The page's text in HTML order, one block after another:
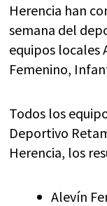
Herencia han
semana del
equipos locales
Femenino,
Todos los
Deportivo
Herencia, los
Alevín